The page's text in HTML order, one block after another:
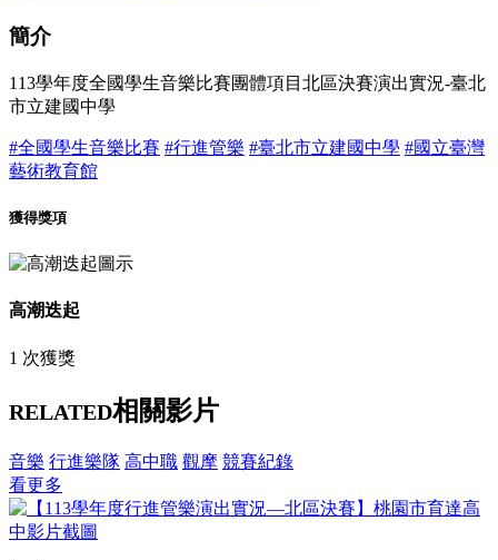
簡介
113學年度全國學生音樂比賽團體項目北區決賽演出實況-臺北
市立建國中學
#全國學生音樂比賽 #行進管樂 #臺北市立建國中學 #國立臺灣
藝術教育館
獲得獎項
高潮迭起
1 次獲獎
RELATED相關影片
音樂 行進樂隊 高中職 觀摩 競賽紀錄
看更多